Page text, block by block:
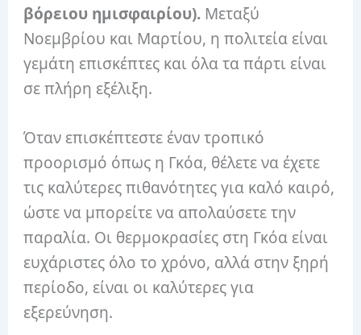
βόρειου ημισφαιρίου). Μεταξύ
Νοεμβρίου και Μαρτίου, η πολιτεία είναι
γεμάτη επισκέπτες και όλα τα πάρτι είναι
σε πλήρη εξέλιξη.
Όταν επισκέπτεστε έναν τροπικό
προορισμό όπως η Γκόα, θέλετε να έχετε
τις καλύτερες πιθανότητες για καλό καιρό,
ώστε να μπορείτε να απολαύσετε την
παραλία. Οι θερμοκρασίες στη Γκόα είναι
ευχάριστες όλο το χρόνο, αλλά στην ξηρή
περίοδο, είναι οι καλύτερες για
εξερεύνηση.